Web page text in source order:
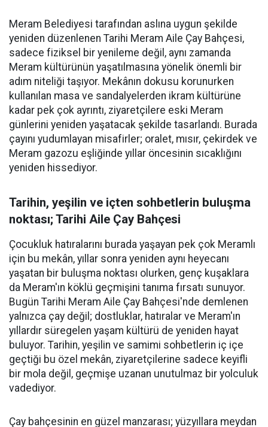
Meram Belediyesi tarafından aslına uygun şekilde
yeniden düzenlenen Tarihi Meram Aile Çay Bahçesi,
sadece fiziksel bir yenileme değil, aynı zamanda
Meram kültürünün yaşatılmasına yönelik önemli bir
adım niteliği taşıyor. Mekânın dokusu korunurken
kullanılan masa ve sandalyelerden ikram kültürüne
kadar pek çok ayrıntı, ziyaretçilere eski Meram
günlerini yeniden yaşatacak şekilde tasarlandı. Burada
çayını yudumlayan misafirler; oralet, mısır, çekirdek ve
Meram gazozu eşliğinde yıllar öncesinin sıcaklığını
yeniden hissediyor.
Tarihin, yeşilin ve içten sohbetlerin buluşma
noktası; Tarihi Aile Çay Bahçesi
Çocukluk hatıralarını burada yaşayan pek çok Meramlı
için bu mekân, yıllar sonra yeniden aynı heyecanı
yaşatan bir buluşma noktası olurken, genç kuşaklara
da Meram'ın köklü geçmişini tanıma fırsatı sunuyor.
Bugün Tarihi Meram Aile Çay Bahçesi'nde demlenen
yalnızca çay değil; dostluklar, hatıralar ve Meram'ın
yıllardır süregelen yaşam kültürü de yeniden hayat
buluyor. Tarihin, yeşilin ve samimi sohbetlerin iç içe
geçtiği bu özel mekân, ziyaretçilerine sadece keyifli
bir mola değil, geçmişe uzanan unutulmaz bir yolculuk
vadediyor.
Çay bahçesinin en güzel manzarası; yüzyıllara meydan